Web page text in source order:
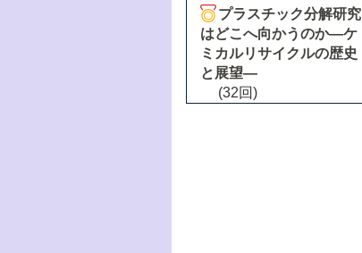
プラスチック分解研究
はどこへ向かうのか―ケ
ミカルリサイクルの歴史
と展望―
(32回)